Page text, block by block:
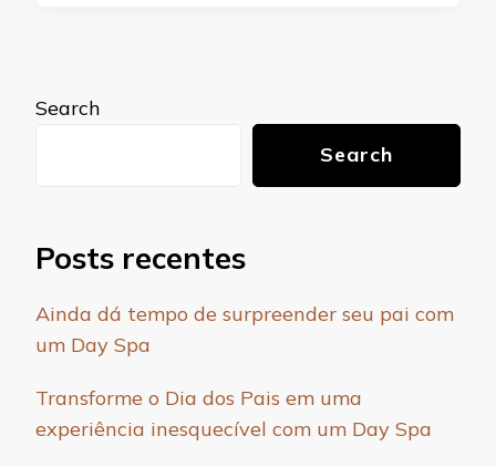
Search
Search
Posts recentes
Ainda dá tempo de surpreender seu pai com
um Day Spa
Transforme o Dia dos Pais em uma
experiência inesquecível com um Day Spa